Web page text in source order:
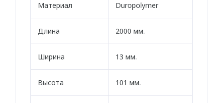
Из дюрополимера
Из полиуретана
ПОДСВЕТКА
Потолка
Материал Duropolymer
Длина 2000 мм.
Ширина 13 мм.
Высота 101 мм.